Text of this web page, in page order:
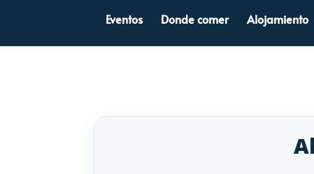
Eventos Donde comer Alojamiento